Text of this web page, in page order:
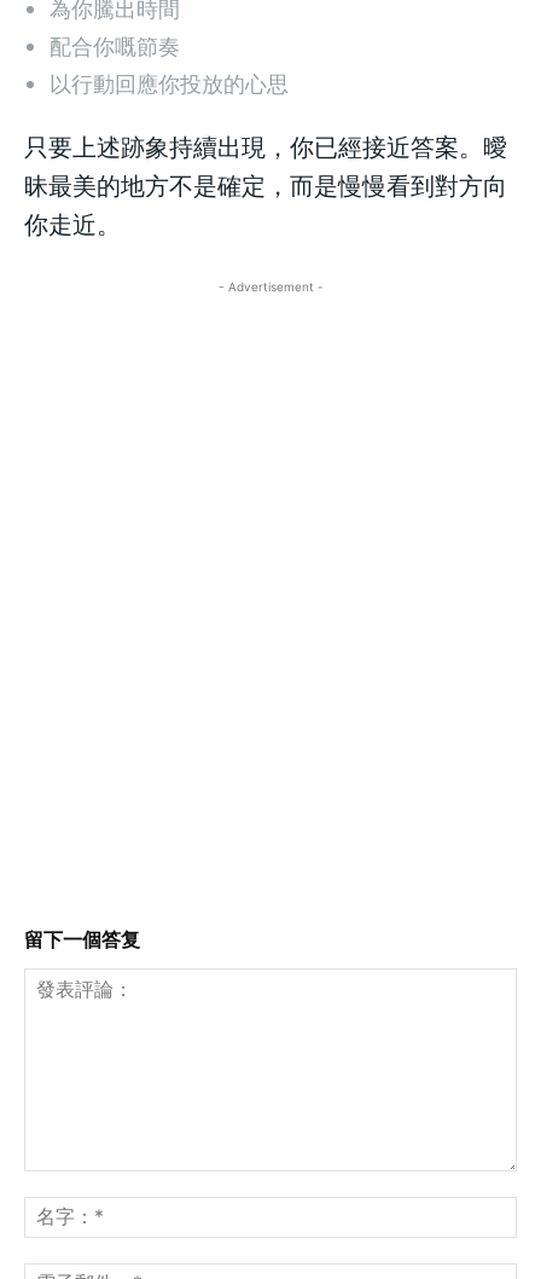
為你騰出時間
配合你嘅節奏
以行動回應你投放的心思
只要上述跡象持續出現，你已經接近答案。曖
昧最美的地方不是確定，而是慢慢看到對方向
你走近。
- Advertisement -
留下一個答复
評
論：
字
*